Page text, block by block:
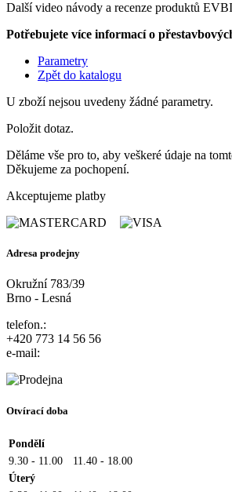
Další video návody a recenze produktů
Potřebujete více informací o
Parametry
Zpět do katalogu
U zboží nejsou uvedeny žádné parametry.
Položit dotaz.
Děláme vše pro to, aby veškeré údaje na
Děkujeme za pochopení.
Akceptujeme platby
Adresa prodejny
Okružní 783/39
Brno - Lesná
telefon.:
+420 773 14 56 56
e-mail:
Otvírací doba
Pondělí
9.30 - 11.00
11.40 - 18.00
Úterý